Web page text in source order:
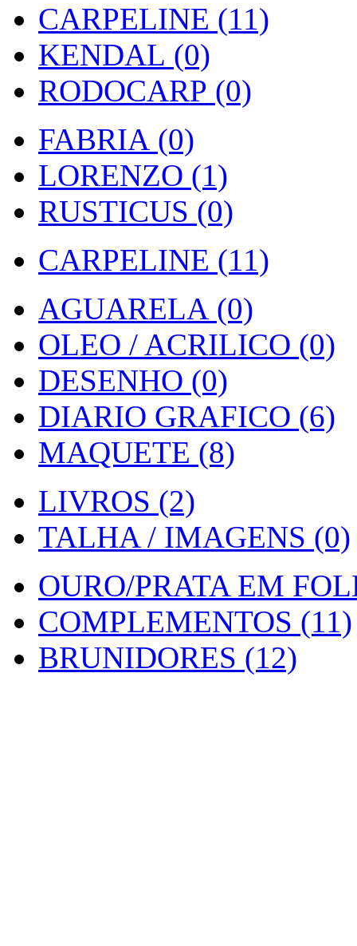
CARPELINE (11)
KENDAL (0)
RODOCARP (0)
FABRIA (0)
LORENZO (1)
RUSTICUS (0)
CARPELINE (11)
AGUARELA (0)
OLEO / ACRILICO (0)
DESENHO (0)
DIARIO GRAFICO (6)
MAQUETE (8)
LIVROS (2)
TALHA / IMAGENS (0)
OURO/PRATA EM
COMPLEMENTOS (11)
BRUNIDORES (12)